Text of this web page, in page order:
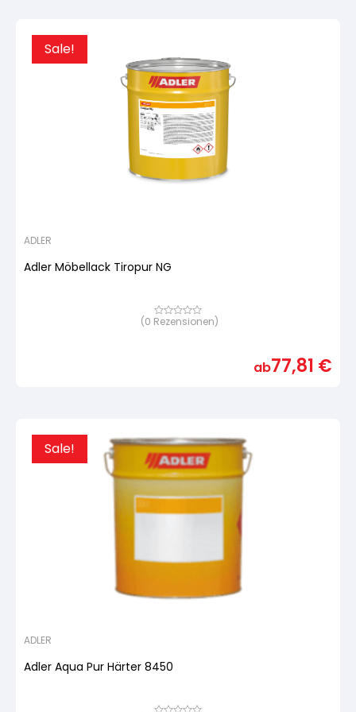
Sale!
ADLER
Adler Möbellack Tiropur NG
Bewertet
(0 Rezensionen)
ab77,81 €
Sale!
ADLER
Adler Aqua Pur Härter 8450